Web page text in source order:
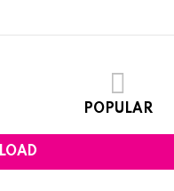
POPULAR